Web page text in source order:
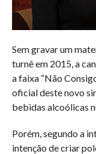
Sem gravar um
turnê em 2015, a
a faixa “Não
oficial deste novo
bebidas alcoólicas
Porém, segundo a
intenção de criar